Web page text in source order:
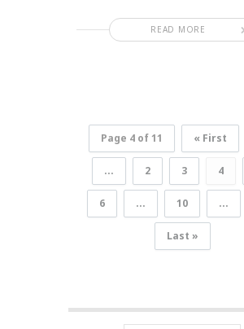
READ MORE
Page 4 of 11 « First
... 2 3 4
6 ... 10 ...
Last »